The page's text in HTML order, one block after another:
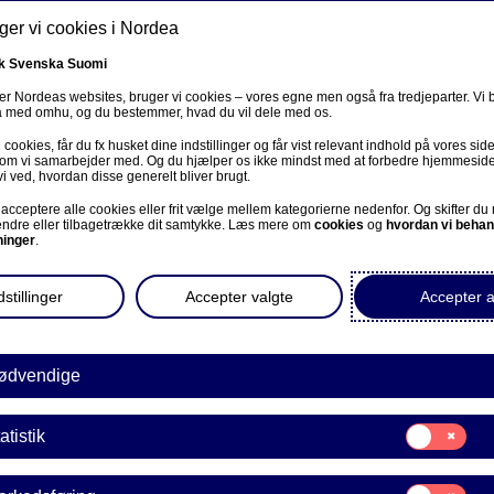
Om os Investorer Nyheder & indblik Karriere
til valutauro – små
virksomheder
vi cookies i Nordea
Svenska Suomi
Nordeas websites, bruger vi cookies – vores egne men også fra tredjeparter. Vi
med omhu, og du bestemmer, hvad du vil dele med os.
cookies, får du fx husket dine indstillinger og får vist relevant indhold på vores
vi samarbejder med. Og du hjælper os ikke mindst med at forbedre
ved, hvordan disse generelt bliver brugt.
alle cookies eller frit vælge mellem kategorierne nedenfor. Og skifter du
eller tilbagetrække dit samtykke. Læs mere om cookies og hvordan vi
.
Accepter
Accepter valgte
Samtykke
til:
Statistik